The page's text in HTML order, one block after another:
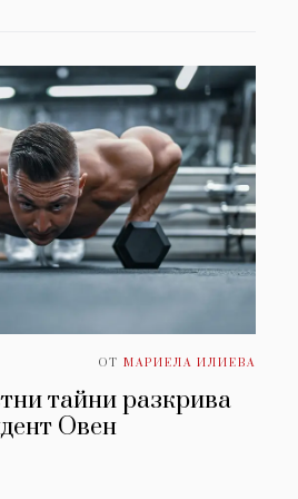
ОТ МАРИЕЛА ИЛИЕВА
тайни разкрива
Овен